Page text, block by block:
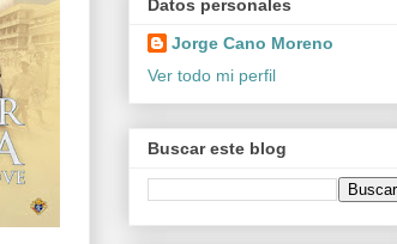
Datos personales
Jorge Cano Moreno
Ver todo mi perfil
Buscar este blog